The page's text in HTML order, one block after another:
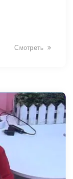
Смотреть